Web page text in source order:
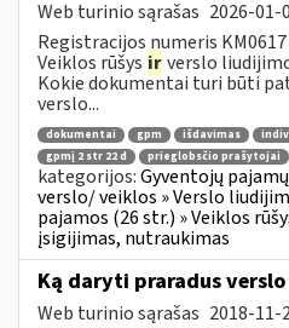
Web turinio sąrašas 2026-01-
Registracijos numeris
Veiklos rūšys irverslo
Kokie dokumentai turi būti
verslo...
dokumentai gpm išdavimas
gpmį 2 str 22 d
prieglobsčio prašytojai
kategorijos:Gyventojų
verslo/ veiklos » Verslo
pajamos (26 str.) » Veiklos
įsigijimas, nutraukimas
Ką daryti praradus
Web turinio sąrašas 2018-11-